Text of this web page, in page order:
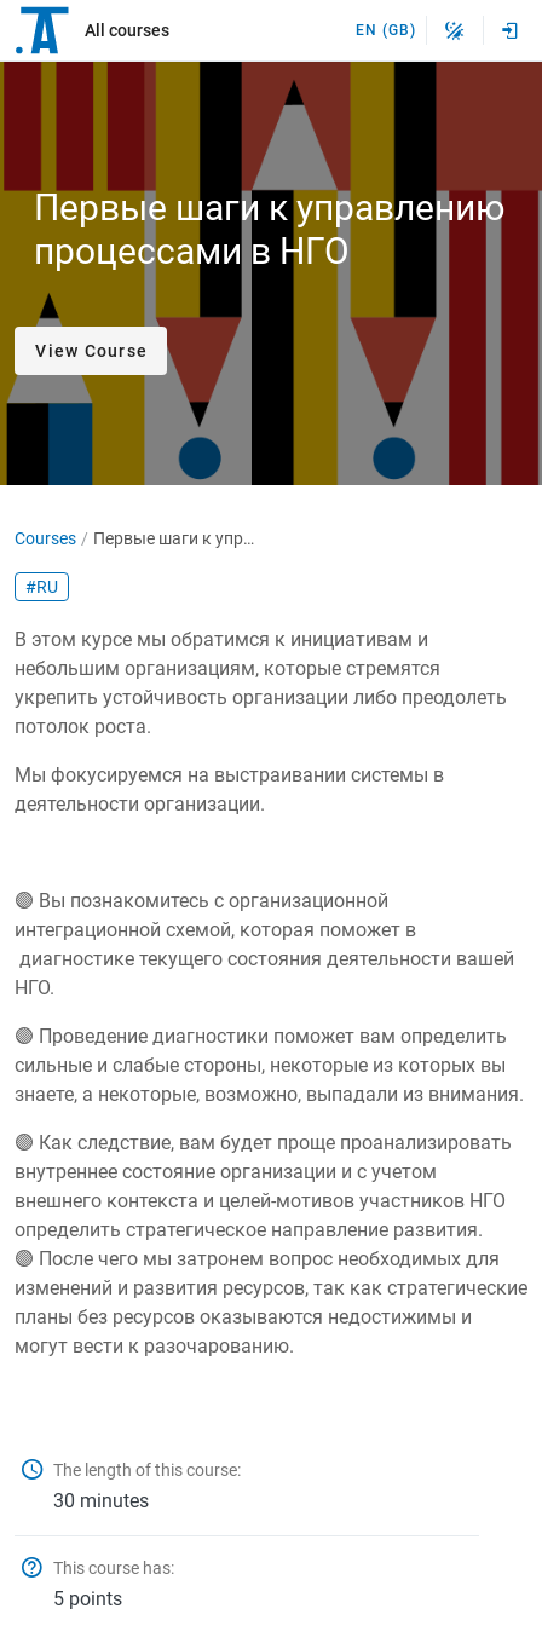
All courses EN (GB)
Первые шаги к управлению
процессами в НГО
View Course
Courses Первые шаги к управлению процессами в НГО
#RU
В этом курсе мы обратимся к инициативам и
небольшим организациям, которые стремятся
укрепить устойчивость организации либо преодолеть
потолок роста.
Мы фокусируемся на выстраивании системы в
деятельности организации.
🟣 Вы познакомитесь с организационной
интеграционной схемой, которая поможет в
диагностике текущего состояния деятельности вашей
НГО.
🟣 Проведение диагностики поможет вам определить
сильные и слабые стороны, некоторые из которых вы
знаете, а некоторые, возможно, выпадали из внимания.
🟣 Как следствие, вам будет проще проанализировать
внутреннее состояние организации и с учетом
внешнего контекста и целей-мотивов участников НГО
определить стратегическое направление развития.
🟣 После чего мы затронем вопрос необходимых для
изменений и развития ресурсов, так как стратегические
планы без ресурсов оказываются недостижимы и
могут вести к разочарованию.
The length of this course:
30 minutes
This course has:
5 points